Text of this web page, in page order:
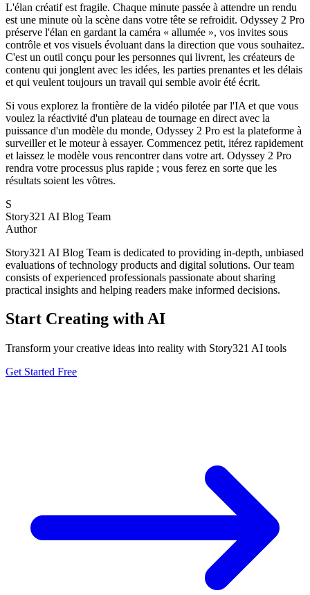
L'élan créatif est fragile. Chaque minute passée à attendre un rendu
est une minute où la scène dans votre tête se refroidit. Odyssey 2 Pro
préserve l'élan en gardant la caméra « allumée », vos invites sous
contrôle et vos visuels évoluant dans la direction que vous souhaitez.
C'est un outil conçu pour les personnes qui livrent, les créateurs de
contenu qui jonglent avec les idées, les parties prenantes et les délais
et qui veulent toujours un travail qui semble avoir été écrit.
Si vous explorez la frontière de la vidéo pilotée par l'IA et que vous
voulez la réactivité d'un plateau de tournage en direct avec la
puissance d'un modèle du monde, Odyssey 2 Pro est la plateforme à
surveiller et le moteur à essayer. Commencez petit, itérez rapidement
et laissez le modèle vous rencontrer dans votre art. Odyssey 2 Pro
rendra votre processus plus rapide ; vous ferez en sorte que les
résultats soient les vôtres.
S
Story321 AI Blog Team
Author
Story321 AI Blog Team is dedicated to providing in-depth, unbiased
evaluations of technology products and digital solutions. Our team
consists of experienced professionals passionate about sharing
practical insights and helping readers make informed decisions.
Start Creating with AI
Transform your creative ideas into reality with Story321 AI tools
Get Started Free